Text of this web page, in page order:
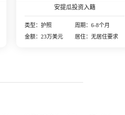
安提瓜投资入籍
类型：护照
周期：6-8个月
金额：23万美元
居住：无居住要求